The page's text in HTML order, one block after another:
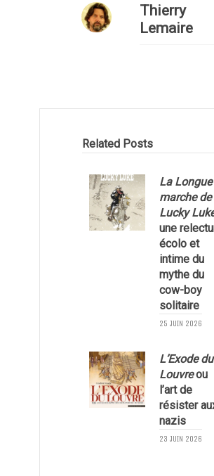
Thierry
Lemaire
Related Posts
La Longue
marche de
Lucky
une
écolo et
intime du
mythe du
cow-boy
solitaire
25 JUIN 2026
L’Exode du
Louvreou
l’art de
résister
nazis
23 JUIN 2026